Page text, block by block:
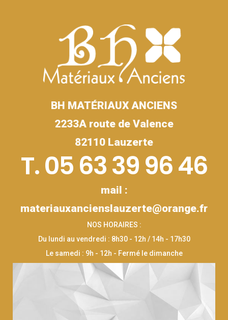
BH MATÉRIAUX ANCIENS
2233A route de Valence
82110 Lauzerte
T. 05 63 39 96 46
mail :
materiauxancienslauzerte@orange.fr
NOS HORAIRES :
Du lundi au vendredi : 8h30 - 12h / 14h - 17h30
Le samedi : 9h - 12h - Fermé le dimanche